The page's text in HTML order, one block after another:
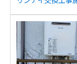
V2401SAWからリ
RUF-205SAW(B)